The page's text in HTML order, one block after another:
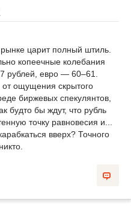
царит полный штиль.
копеечные колебания
рублей, евро — 60–61.
ощущения скрытого
биржевых спекулянтов,
будто бы ждут, что рубль
точку равновесия и...
вверх? Точного